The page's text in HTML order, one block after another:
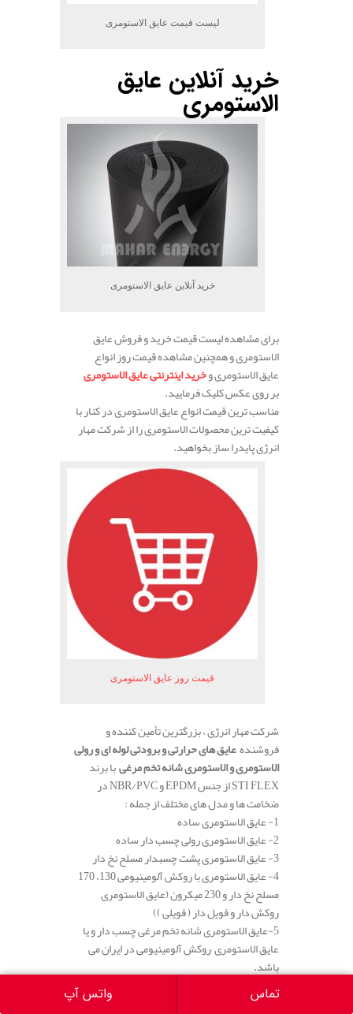
لیست قیمت عایق الاستومری
خرید آنلاین عایق
الاستومری
خرید آنلاین عایق الاستومری
برای مشاهده لیست قیمت خرید و فروش عایق
الاستومری و همچنین مشاهده قیمت روز انواع
عایق الاستومری وخرید اینترنتی عایق الاستومری
بر روی عکس کلیک فرمایید.
مناسب ترین قیمت انواع عایق الاستومری در کنار با
کیفیت ترین محصولات الاستومری را از شرکت مهار
انرژی پایدرا ساز بخواهید.
قیمت روز عایق الاستومری
شرکت مهار انرژی ، بزرگترین تأمین کننده و
فروشندهعایق های حرارتی و برودتی لوله ای و رولی
الاستومری و الاستومری شانه تخم مرغیبا برند
STI FLEX از جنس EPDM و NBR/PVC در
ضخامت ها و مدل های مختلف از جمله :
1- عایق الاستومری ساده
2- عایق الاستومری رولی چسب دار ساده
3- عایق الاستومری پشت چسبدار مسلح نخ دار
4- عایق الاستومری با روکش آلومینیومی 130، 170
مسلح نخ دار و 230 میکرون (عایق الاستومری
روکش دار و فویل دار ( فویلی ))
5-عایق الاستومری شانه تخم مرغی چسب دار و یا
عایق الاستومری روکش آلومینیومی در ایران می
باشد.
تماس واتس آپ